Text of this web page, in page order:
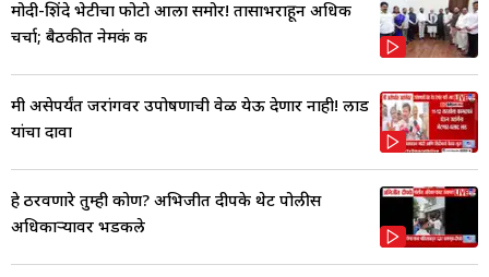
मोदी-शिंदे भेटीचा फोटो आला समोर! तासाभराहून अधिक
चर्चा; बैठकीत नेमकं क
मी असेपर्यंत जरांगेंवर उपोषणाची वेळ येऊ देणार नाही! लाड
यांचा दावा
हे ठरवणारे तुम्ही कोण? अभिजीत दीपके थेट पोलीस
अधिकाऱ्यावर भडकले